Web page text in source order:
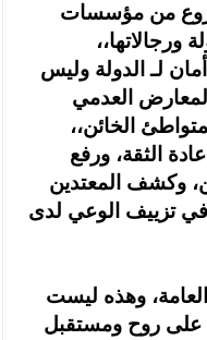
من مؤسسات
لـ الدولة وليس
المعارض العدمي
الخائن،،
الثقة، ورفع
وكشف المعتدين
في تزييف الوعي لدى
العامة، وهذه ليست
على روح ومستقبل